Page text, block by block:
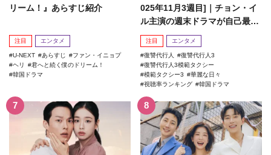
リーム！』あらすじ紹介
注目 エンタメ
U-NEXT あらすじ
ファン・イニョプ
ヘリ
君へと続く僕のドリーム！
韓国ドラマ
025年11月3週目]｜チョン・イ
ル主演の週末ドラマが自己最高
記録を更新！
注目 エンタメ
復讐代行人
復讐代行人3
復讐代行人3模範タクシー
模範タクシー3
華麗な日々
視聴率ランキング
韓国ドラマ